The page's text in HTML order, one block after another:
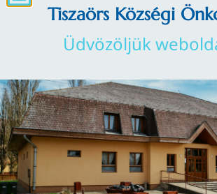
Tiszaörs Községi
Üdvözöljük